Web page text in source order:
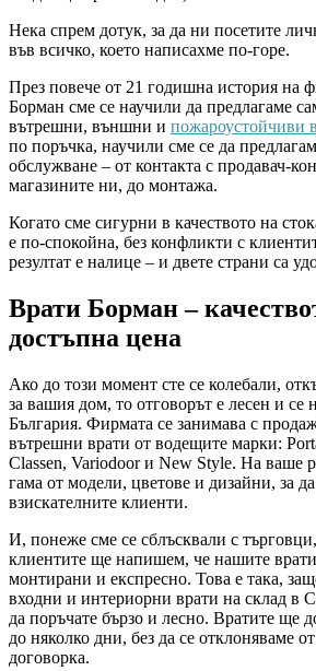
Нека спрем дотук, за да ни посетите
във всичко, което написахме по-горе.
През повече от 21 годишна история на
Борман сме се научили да предлагаме
вътрешни, външни и пожароустойчиви
по поръчка, научили сме се да
обслужване – от контакта с продавач-
магазините ни, до монтажа.
Когато сме сигурни в качеството на
е по-спокойна, без конфликти с
резултат е налице – и двете страни са
Врати Борман –
достъпна цена
Ако до този момент сте се колебали,
за вашия дом, то отговорът е лесен и се
България. Фирмата се занимава с
вътрешни врати от водещите марки:
Classen, Variodoor и New Style. На ваше
гама от модели, цветове и дизайни, за
взискателните клиенти.
И, понеже сме се сблъсквали с
клиентите ще напишем, че нашите
монтирани и експресно. Това е така,
входни и интериорни врати на склад в
да поръчате бързо и лесно. Вратите ще
до няколко дни, без да се отклоняваме
договорка.